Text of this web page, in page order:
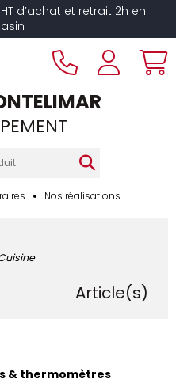
d’achat et retrait 2h en
Nos réalisations
Article(s)
& thermomètres